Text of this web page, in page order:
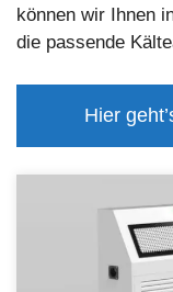
können wir Ihnen
die passende
Hier